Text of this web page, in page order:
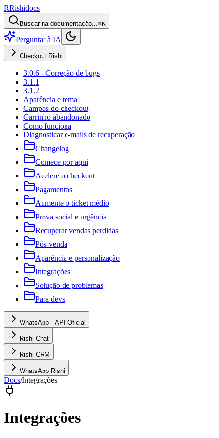
RRishidocs
Buscar na documentação...⌘K
Perguntar à IA
Checkout Rishi
3.0.6 - Correção de bugs
3.1.1
3.1.2
Aparência e tema
Campos do checkout
Carrinho abandonado
Como funciona
Diagnosticar e-mails de recuperação
Changelog
Comece por aqui
Acelere o checkout
Pagamentos
Aumente o ticket médio
Prova social e urgência
Recuperar vendas perdidas
Pós-venda
Aparência e personalização
Integrações
Solução de problemas
Para devs
WhatsApp - API Oficial
Rishi Chat
Rishi CRM
WhatsApp Rishi
Docs/Integrações
Integrações